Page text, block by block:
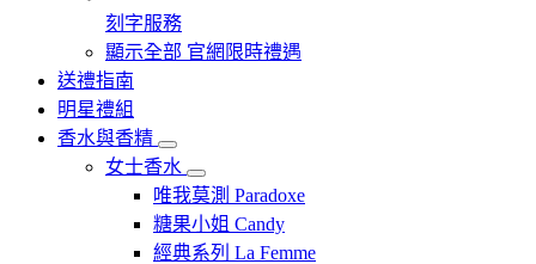
刻字服務
顯示全部 官網限時禮遇
送禮指南
明星禮組
香水與香精
女士香水
唯我莫測 Paradoxe
糖果小姐 Candy
經典系列 La Femme